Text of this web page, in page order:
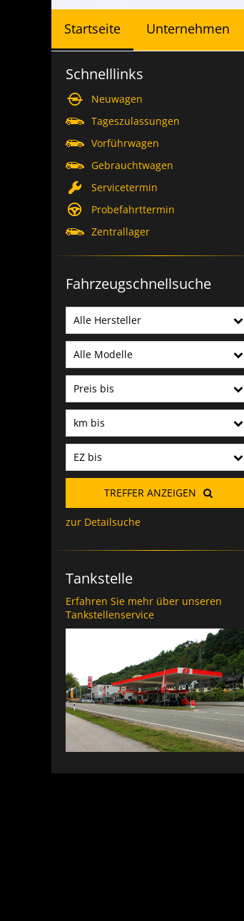
Startseite Unternehmen
Schnelllinks
Neuwagen
Tageszulassungen
Vorführwagen
Gebrauchtwagen
Servicetermin
Probefahrttermin
Zentrallager
Fahrzeugschnellsuche
Alle Hersteller
Alle Modelle
Preis bis
km bis
EZ bis
TREFFER ANZEIGEN
zur Detailsuche
Tankstelle
Erfahren Sie mehr über unseren
Tankstellenservice
Mit seinem zweiten
die Gesamtführung im ADAC
EZ 28.03.2022, 92.494 km, 128 kW /